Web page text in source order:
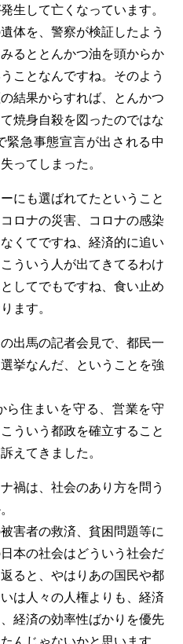
生して亡くなっています。
体を、警察が検証したよう
るととんかつ油を頭からか
ことなんですね。そのよう
結果からすれば、とんかつ
焼身自殺を図ったのではな
緊急事態宣言が出される中
ってしまった。
にも選ばれてたということ
ロナの災害、コロナの感染
くてですね、経済的に追い
ういう人が出てきてるわけ
してでもですね、食い止め
ます。
出馬の記者会見で、都民一
挙なんだ、ということを強
ら住まいを守る、営業を守
ういう都政を確立すること
えてきました。
禍は、社会のあり方を問う
害者の救済、貧困問題等に
本の社会はどういう社会だ
ると、やはりあの国民や都
は人々の人権よりも、経済
経済の効率性ばかりを優先
んじゃないかと思います。